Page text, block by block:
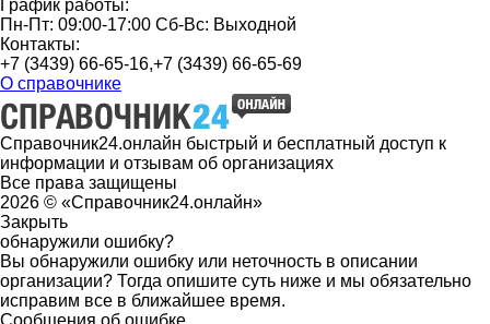
График работы:
Пн-Пт: 09:00-17:00 Сб-Вс: Выходной
Контакты:
+7 (3439) 66-65-16,+7 (3439) 66-65-69
О справочнике
Справочник24.онлайн быстрый и бесплатный доступ к
информации и отзывам об организациях
Все права защищены
2026 © «Справочник24.онлайн»
Закрыть
обнаружили ошибку?
Вы обнаружили ошибку или неточность в описании
организации? Тогда опишите суть ниже и мы обязательно
исправим все в ближайшее время.